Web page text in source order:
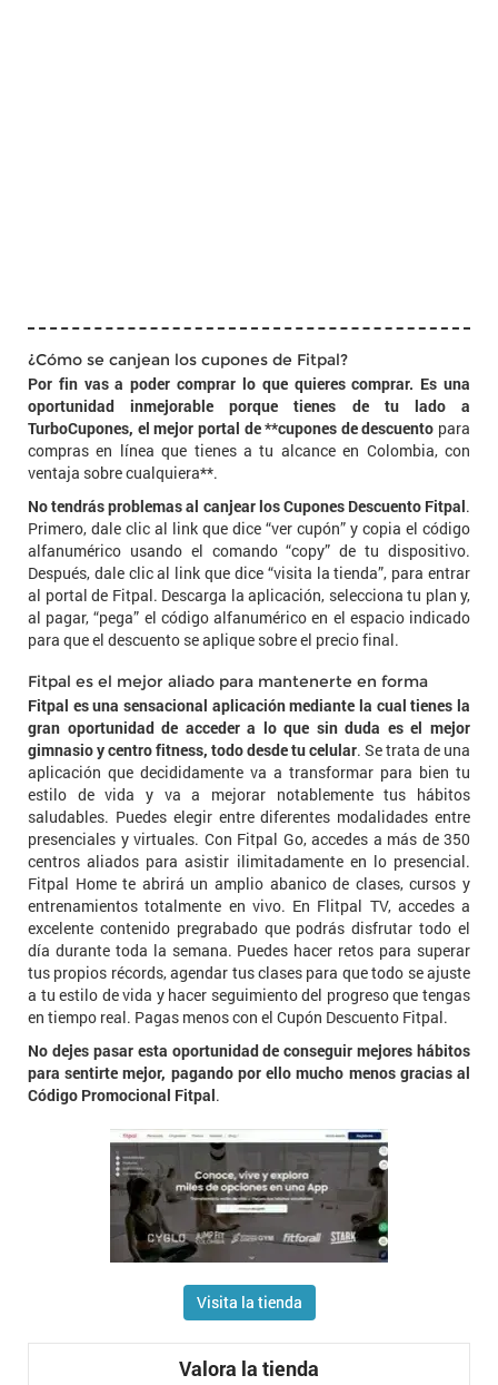
¿Cómo se canjean los cupones de Fitpal?
Por fin vas a poder comprar lo que quieres comprar. Es una
oportunidad inmejorable porque tienes de tu lado a
TurboCupones, el mejor portal de **cupones de descuento para
compras en línea que tienes a tu alcance en Colombia, con
ventaja sobre cualquiera**.
No tendrás problemas al canjear los Cupones Descuento Fitpal.
Primero, dale clic al link que dice “ver cupón” y copia el código
alfanumérico usando el comando “copy” de tu dispositivo.
Después, dale clic al link que dice “visita la tienda”, para entrar
al portal de Fitpal. Descarga la aplicación, selecciona tu plan y,
al pagar, “pega” el código alfanumérico en el espacio indicado
para que el descuento se aplique sobre el precio final.
Fitpal es el mejor aliado para mantenerte en forma
Fitpal es una sensacional aplicación mediante la cual tienes la
gran oportunidad de acceder a lo que sin duda es el mejor
gimnasio y centro fitness, todo desde tu celular. Se trata de una
aplicación que decididamente va a transformar para bien tu
estilo de vida y va a mejorar notablemente tus hábitos
saludables. Puedes elegir entre diferentes modalidades entre
presenciales y virtuales. Con Fitpal Go, accedes a más de 350
centros aliados para asistir ilimitadamente en lo presencial.
Fitpal Home te abrirá un amplio abanico de clases, cursos y
entrenamientos totalmente en vivo. En Flitpal TV, accedes a
excelente contenido pregrabado que podrás disfrutar todo el
día durante toda la semana. Puedes hacer retos para superar
tus propios récords, agendar tus clases para que todo se ajuste
a tu estilo de vida y hacer seguimiento del progreso que tengas
en tiempo real. Pagas menos con el Cupón Descuento Fitpal.
No dejes pasar esta oportunidad de conseguir mejores hábitos
para sentirte mejor, pagando por ello mucho menos gracias al
Código Promocional Fitpal.
Visita la tienda
Valora la tienda